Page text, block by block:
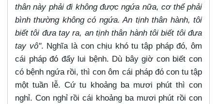
thân này phải đi không được ngứa nữa, cơ thể phải
bình thường không có ngứa. An tịnh thân hành, tôi
biết tôi đưa tay ra, an tịnh thân hành tôi biết tôi đưa
tay vô". Nghĩa là con chịu khó tu tập pháp đó, ôm
cái pháp đó đẩy lui bệnh. Dù bây giờ con biết con
có bệnh ngứa rồi, thì con ôm cái pháp đó con tu tập
một tuần lễ. Cứ tu khoảng ba mươi phút thì con
nghỉ. Con nghỉ rồi cái khoảng ba mươi phút rồi con